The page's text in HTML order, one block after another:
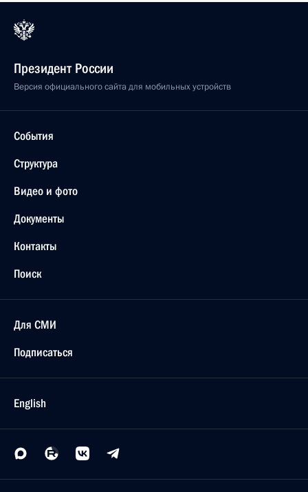
Президент России
Версия официального сайта для мобильных устройств
События
Структура
Видео и фото
Документы
Контакты
Поиск
Для СМИ
Подписаться
English